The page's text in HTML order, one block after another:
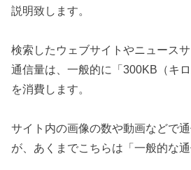
説明致します。
検索したウェブサイトやニュース
通信量は、一般的に「300KB（キ
を消費します。
サイト内の画像の数や動画などで
が、あくまでこちらは「一般的な